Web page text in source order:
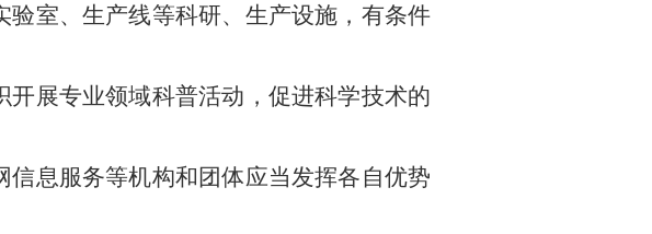
室、生产线等科研、生产设施，有条件
展专业领域科普活动，促进科学技术的
息服务等机构和团体应当发挥各自优势